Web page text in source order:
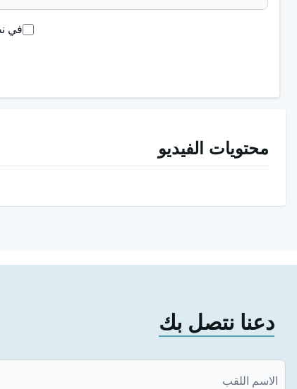
ما الذي يجب مراعاته قبل إجراء
الزرعة هي جذر سن صناعي يوضع في عظم الفك لاستعادة
يجب أن تكون اللثة سليمة تماماً قبل العلاج وطالما
في
محتويات الفيديو
دعنا نتصل بك